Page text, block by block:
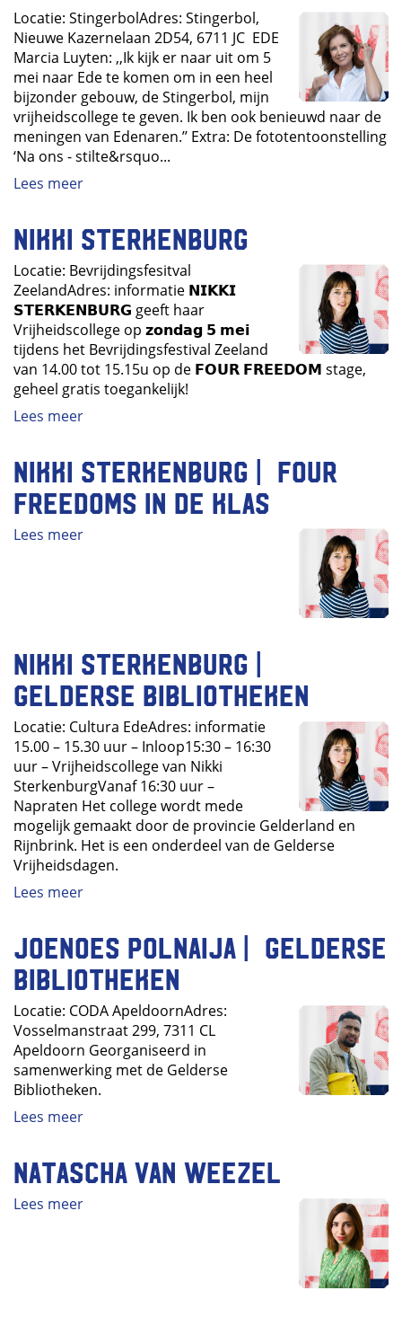
Locatie: StingerbolAdres: Stingerbol,
Nieuwe Kazernelaan 2D54, 6711 JC EDE
Marcia Luyten: ,,Ik kijk er naar uit om 5
mei naar Ede te komen om in een heel
bijzonder gebouw, de Stingerbol, mijn
vrijheidscollege te geven. Ik ben ook benieuwd naar de
meningen van Edenaren.’’ Extra: De fototentoonstelling
‘Na ons - stilte&rsquo...
Lees meer
Nikki Sterkenburg
Locatie: Bevrijdingsfesitval
ZeelandAdres: informatie 𝗡𝗜𝗞𝗞𝗜
𝗦𝗧𝗘𝗥𝗞𝗘𝗡𝗕𝗨𝗥𝗚 geeft haar
Vrijheidscollege op 𝘇𝗼𝗻𝗱𝗮𝗴 𝟱 𝗺𝗲𝗶
tijdens het Bevrijdingsfestival Zeeland
van 14.00 tot 15.15u op de 𝗙𝗢𝗨𝗥 𝗙𝗥𝗘𝗘𝗗𝗢𝗠 stage,
geheel gratis toegankelijk!
Lees meer
Nikki Sterkenburg | Four
Freedoms in de klas
Lees meer
Nikki Sterkenburg |
Gelderse Bibliotheken
Locatie: Cultura EdeAdres: informatie
15.00 – 15.30 uur – Inloop15:30 – 16:30
uur – Vrijheidscollege van Nikki
SterkenburgVanaf 16:30 uur –
Napraten Het college wordt mede
mogelijk gemaakt door de provincie Gelderland en
Rijnbrink. Het is een onderdeel van de Gelderse
Vrijheidsdagen.
Lees meer
Joenoes Polnaija | Gelderse
Bibliotheken
Locatie: CODA ApeldoornAdres:
Vosselmanstraat 299, 7311 CL
Apeldoorn Georganiseerd in
samenwerking met de Gelderse
Bibliotheken.
Lees meer
Natascha van Weezel
Lees meer